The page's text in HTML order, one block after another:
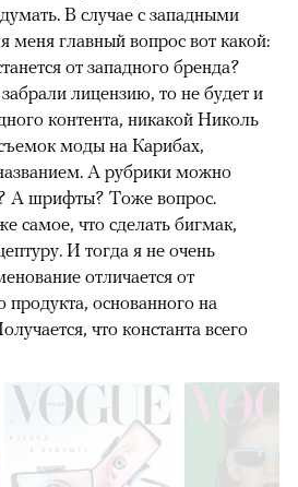
В случае с западными
меня главный вопрос вот какой:
от западного бренда?
лицензию, то не будет и
контента, никакой Николь
моды на Карибах,
А рубрики можно
А шрифты? Тоже вопрос.
самое, что сделать бигмак,
И тогда я не очень
отличается от
основанного на
что константа всего